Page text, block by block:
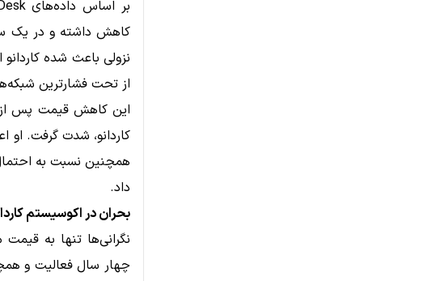
نزولی باعث شده
از تحت فشارترین
کاردانو، شدت گرفت. او
همچنین نسبت به
داد.
بحران در اکوسیستم